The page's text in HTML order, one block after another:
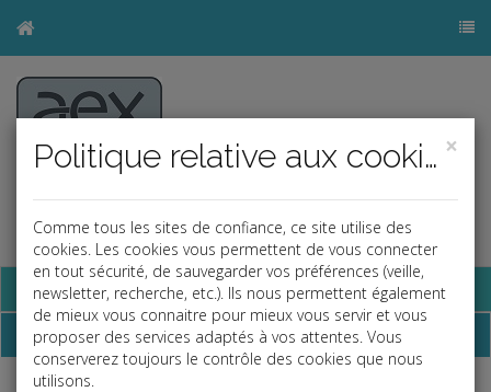
×
Politique relative aux cookies
Comme tous les sites de confiance, ce site utilise des
cookies. Les cookies vous permettent de vous connecter
en tout sécurité, de sauvegarder vos préférences (veille,
newsletter, recherche, etc.). Ils nous permettent également
de mieux vous connaitre pour mieux vous servir et vous
proposer des services adaptés à vos attentes. Vous
conserverez toujours le contrôle des cookies que nous
utilisons.
Base documentaire
La paye